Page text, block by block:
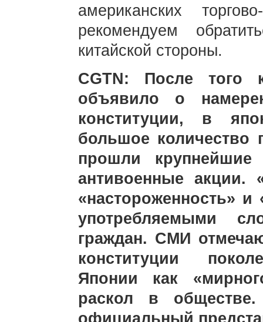
американских
рекомендуем
китайской стороны.
CGTN: После того
объявило о
конституции, в
большое количество
прошли крупнейшие
антивоенные акции.
«настороженность» и
употребляемыми
граждан. СМИ
конституции
Японии как
раскол в
официальный